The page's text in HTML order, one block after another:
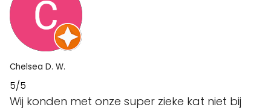
Chelsea D. W.
5/5
Wij konden met onze super zieke kat niet bij